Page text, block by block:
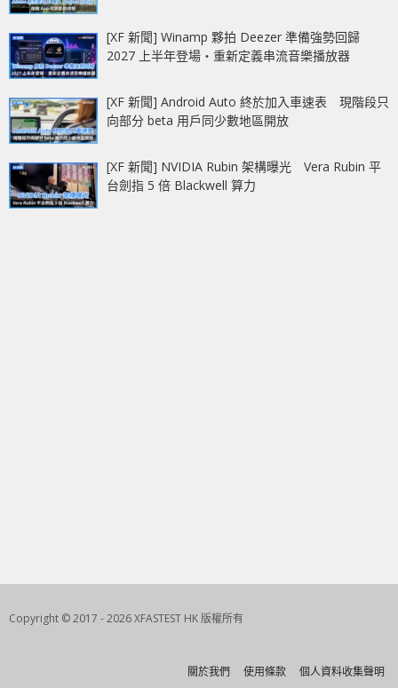
[XF 新聞] Winamp 夥拍 Deezer 準備強勢回歸
2027 上半年登場‧重新定義串流音樂播放器
[XF 新聞] Android Auto 終於加入車速表 現階段只
向部分 beta 用戶同少數地區開放
[XF 新聞] NVIDIA Rubin 架構曝光 Vera Rubin 平
台劍指 5 倍 Blackwell 算力
Copyright © 2017 - 2026 XFASTEST HK 版權所有
關於我們 使用條款 個人資料收集聲明